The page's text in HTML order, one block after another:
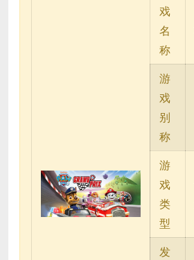
戏
名
称
游
戏
别
称
游
戏
类
型
发